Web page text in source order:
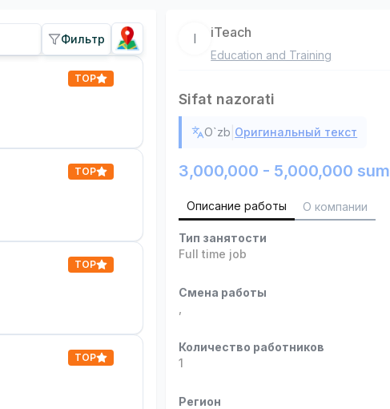
Фильтр
TOP
TOP
TOP
TOP
I iTeach
Education and Training
Sifat nazorati
O`zb Оригинальный текст
3,000,000 - 5,000,000 sum
Описание работы О компании
Тип занятости
Full time job
Смена работы
Количество работников
1
Регион